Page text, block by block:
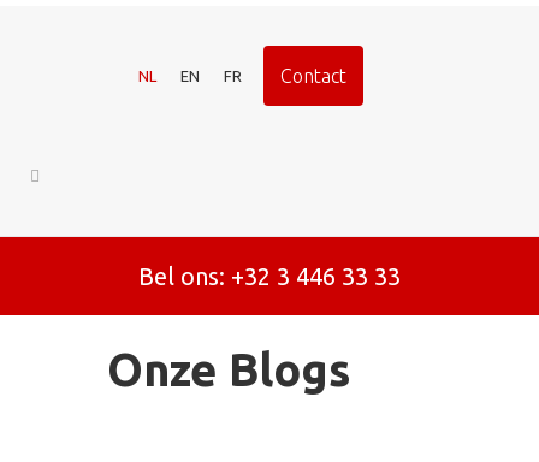
NL EN FR Contact
Bel ons: +32 3 446 33 33
Onze Blogs